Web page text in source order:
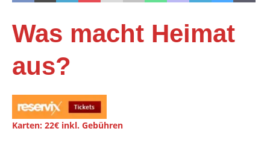
Was macht Heimat
aus?
Karten: 22€ inkl. Gebühren